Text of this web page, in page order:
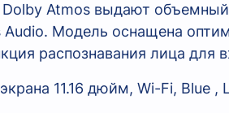
Atmos выдают
Модель оснащена
распознавания лица для